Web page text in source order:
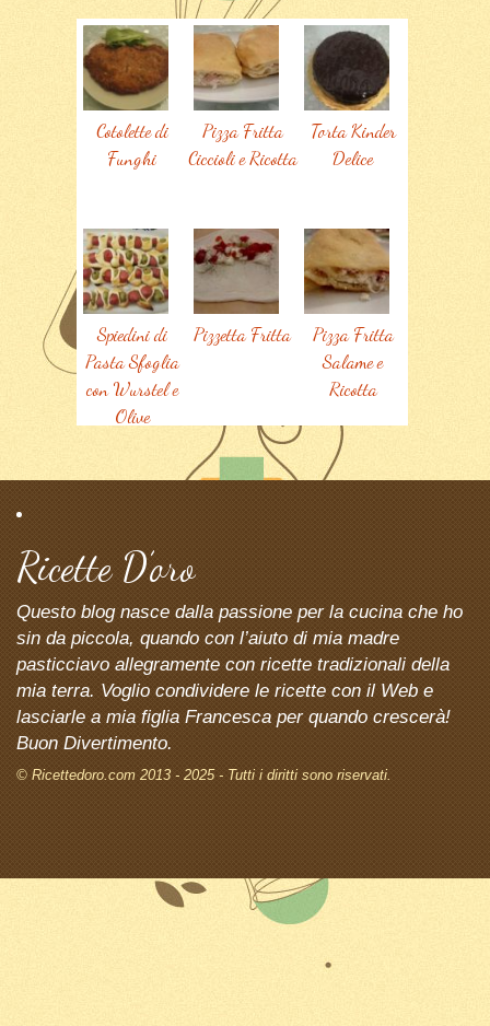
Torta Kinder
Delice
Pizza Fritta
Ciccioli e Ricotta
Cotolette di
Funghi
Pizza Fritta
Salame e
Ricotta
Pizzetta Fritta
Spiedini di
Pasta Sfoglia
con Wurstel e
Olive
Ricette D’oro
Questo blog nasce dalla passione per la cucina che ho
sin da piccola, quando con l’aiuto di mia madre
pasticciavo allegramente con ricette tradizionali della
mia terra. Voglio condividere le ricette con il Web e
lasciarle a mia figlia Francesca per quando crescerà!
Buon Divertimento.
© Ricettedoro.com 2013 - 2025 - Tutti i diritti sono riservati.